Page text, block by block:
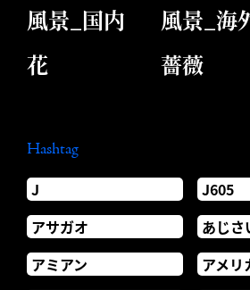
風景_国内
風景_海
花
薔薇
Hashtag
J
J605
アサガオ
あじさ
アミアン
アメリ